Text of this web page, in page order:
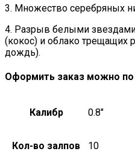
3. Множество серебряных
4. Разрыв белыми
(кокос) и облако трещащих
дождь).
Оформить заказ можно
Калибр 0.8"
Кол-во залпов 10